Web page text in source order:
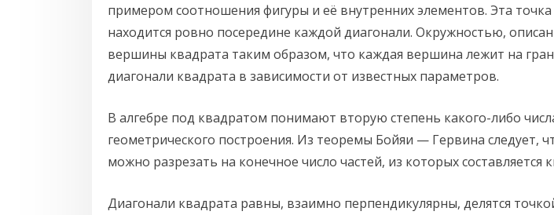
примером соотношения фигуры и её внутренних элементов. Эта
находится ровно посередине каждой диагонали. Окружностью,
вершины квадрата таким образом, что каждая вершина лежит на
диагонали квадрата в зависимости от известных параметров.
В алгебре под квадратом понимают вторую степень какого-либо
геометрического построения. Из теоремы Бойяи — Гервина следует,
можно разрезать на конечное число частей, из которых составляется
Диагонали квадрата равны, взаимно перпендикулярны, делятся